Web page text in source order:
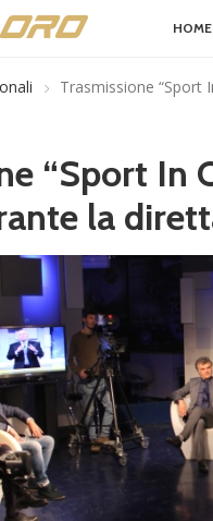
HOME
Trasmissione “Sport
“Sport In
la